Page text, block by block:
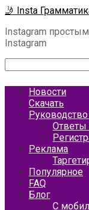
Перейти
контенту
🤳 Insta
Instagram
Instagram
Новости
Скачать
Ответы
Реклама
Популярное
FAQ
Блог
С